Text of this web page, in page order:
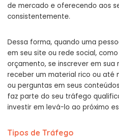
de mercado e oferecendo aos
consistentemente.
Dessa forma, quando uma
em seu site ou rede social,
orçamento, se inscrever em
receber um material rico ou até
ou perguntas em seus
faz parte do seu tráfego
investir em levá-lo ao próximo
Tipos de Tráfego